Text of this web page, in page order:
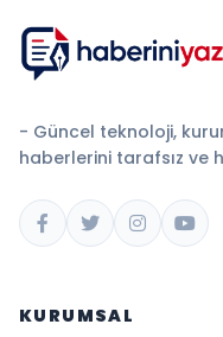
- Güncel teknoloji,
haberlerini tarafsız ve
KURUMSAL